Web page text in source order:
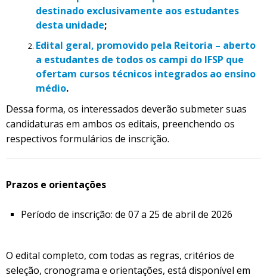
destinado exclusivamente aos estudantes
desta unidade;
Edital geral, promovido pela Reitoria – aberto
a estudantes de todos os campi do IFSP que
ofertam cursos técnicos integrados ao ensino
médio.
Dessa forma, os interessados deverão submeter suas
candidaturas em ambos os editais, preenchendo os
respectivos formulários de inscrição.
Prazos e orientações
Período de inscrição: de 07 a 25 de abril de 2026
O edital completo, com todas as regras, critérios de
seleção, cronograma e orientações, está disponível em